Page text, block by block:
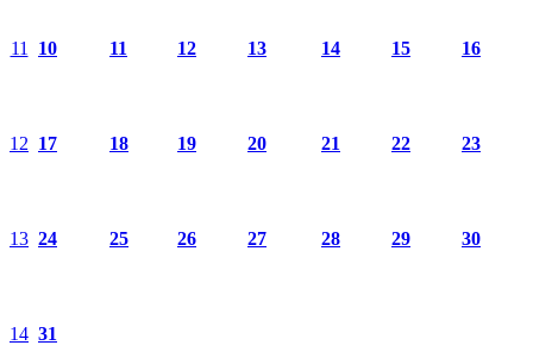
11 10 11 12 13 14 15 16
12 17 18 19 20 21 22 23
13 24 25 26 27 28 29 30
14 31